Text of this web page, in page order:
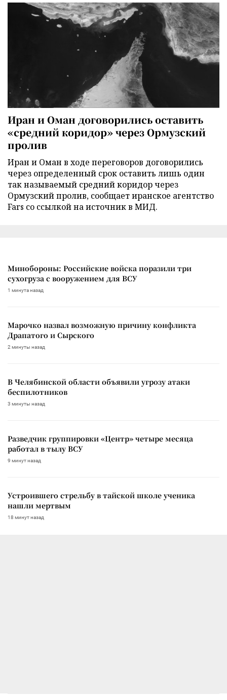
Иран и Оман договорились оставить
«средний коридор» через Ормузский
пролив
Иран и Оман в ходе переговоров договорились
через определенный срок оставить лишь один
так называемый средний коридор через
Ормузский пролив, сообщает иранское агентство
Fars со ссылкой на источник в МИД.
Минобороны: Российские войска поразили три
сухогруза с вооружением для ВСУ
1 минута назад
Марочко назвал возможную причину конфликта
Драпатого и Сырского
2 минуты назад
В Челябинской области объявили угрозу атаки
беспилотников
3 минуты назад
Разведчик группировки «Центр» четыре месяца
работал в тылу ВСУ
9 минут назад
Устроившего стрельбу в тайской школе ученика
нашли мертвым
18 минут назад